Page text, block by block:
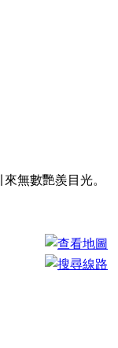
無數艷羨目光。